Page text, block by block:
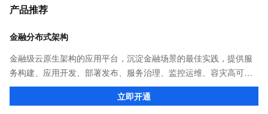
产品推荐
金融分布式架构
金融级云原生架构的应用平台，沉淀金融场景的最佳实践，提供服
务构建、应用开发、部署发布、服务治理、监控运维、容灾高可用
等全栈式解决方案，兼容Dubbo、Spring Cloud等微服务运行环
境，助力客户各类应用轻松转型分布式架构
立即开通